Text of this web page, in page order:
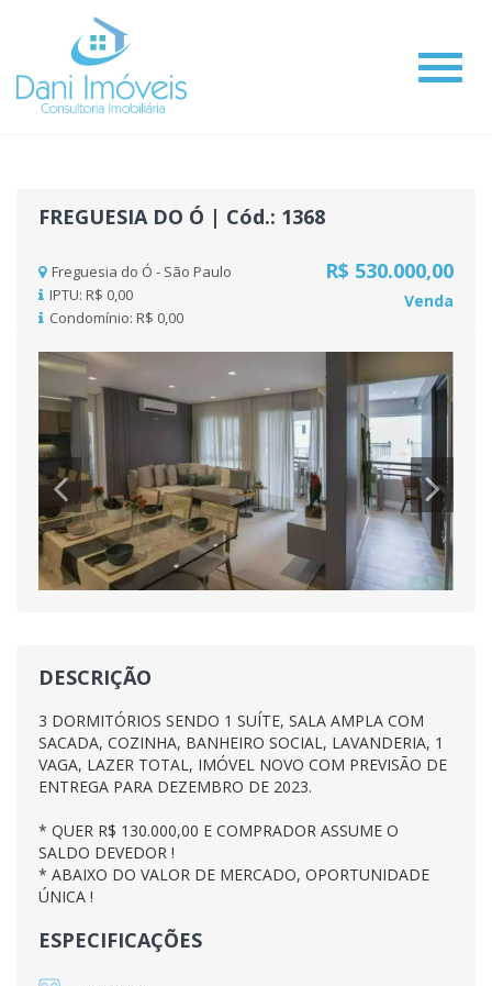
#
FREGUESIA DO Ó | Cód.: 1368
Freguesia do Ó - São Paulo
IPTU: R$ 0,00
Condomínio: R$ 0,00
R$ 530.000,00
Venda
Previous
DESCRIÇÃO
3 DORMITÓRIOS SENDO 1 SUÍTE, SALA AMPLA COM
SACADA, COZINHA, BANHEIRO SOCIAL, LAVANDERIA, 1
VAGA, LAZER TOTAL, IMÓVEL NOVO COM PREVISÃO DE
ENTREGA PARA DEZEMBRO DE 2023.
* QUER R$ 130.000,00 E COMPRADOR ASSUME O
SALDO DEVEDOR !
* ABAIXO DO VALOR DE MERCADO, OPORTUNIDADE
ÚNICA !
ESPECIFICAÇÕES